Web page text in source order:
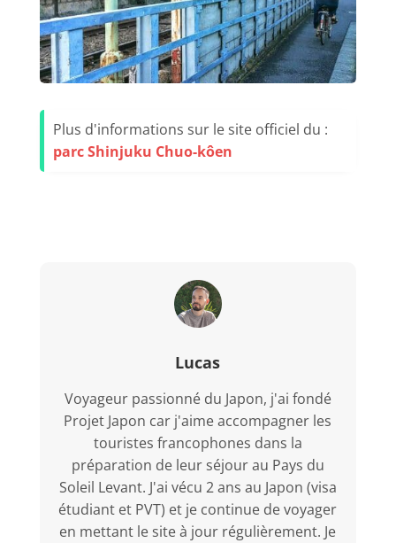
Plus d'informations sur le site officiel du :
parc Shinjuku Chuo-kôen
Lucas
Voyageur passionné du Japon, j'ai fondé
Projet Japon car j'aime accompagner les
touristes francophones dans la
préparation de leur séjour au Pays du
Soleil Levant. J'ai vécu 2 ans au Japon (visa
étudiant et PVT) et je continue de voyager
en mettant le site à jour régulièrement. Je